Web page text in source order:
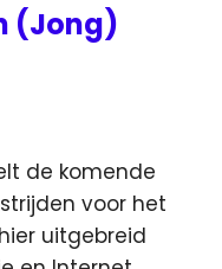
(Jong)
de komende
voor het
uitgebreid